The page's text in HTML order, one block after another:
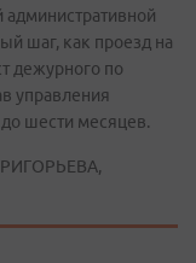
шаг, как проезд на
дежурного по
управления
шести месяцев.